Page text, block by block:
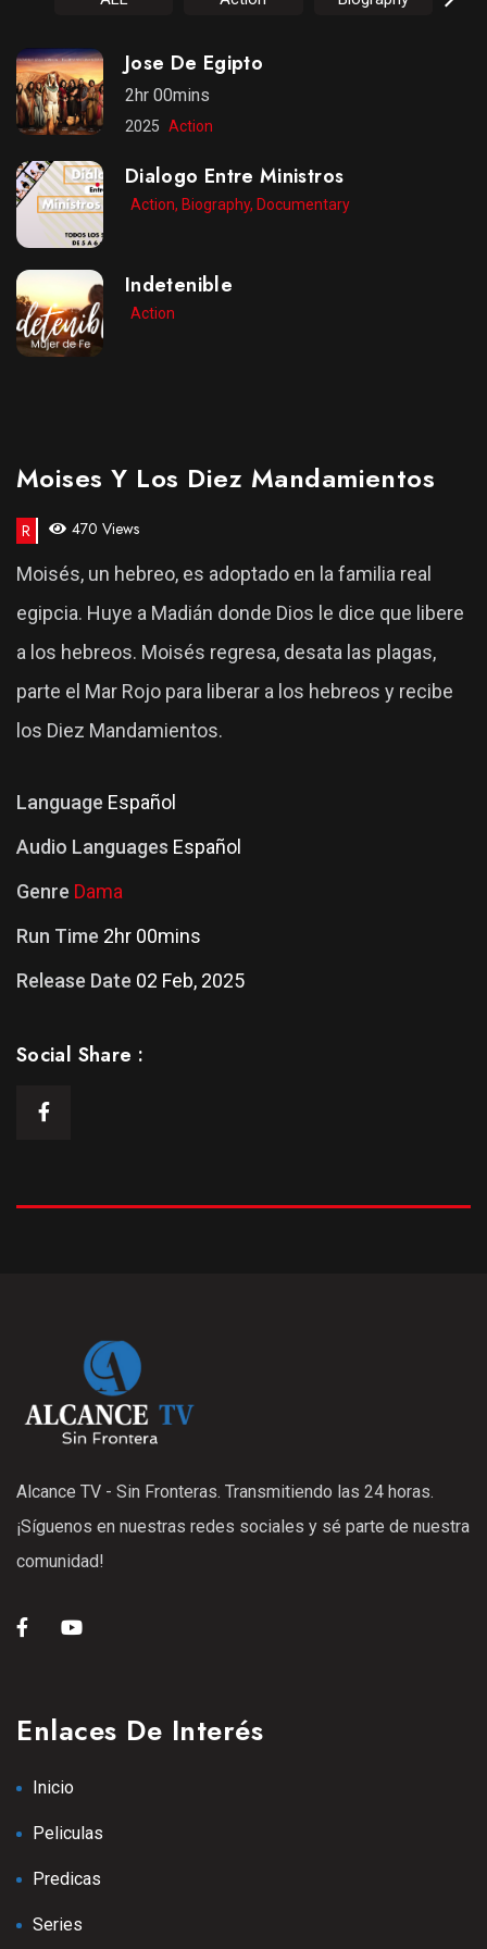
Jose De Egipto
2hr 00mins
2025 Action
Dialogo Entre Ministros
Action, Biography, Documentary
Indetenible
Action
Moises Y Los Diez Mandamientos
R 470 Views
Moisés, un hebreo, es adoptado en la familia real
egipcia. Huye a Madián donde Dios le dice que libere
a los hebreos. Moisés regresa, desata las plagas,
parte el Mar Rojo para liberar a los hebreos y recibe
los Diez Mandamientos.
Language Español
Audio Languages Español
Genre Dama
Run Time 2hr 00mins
Release Date 02 Feb, 2025
Social Share :
Alcance TV - Sin Fronteras. Transmitiendo las 24 horas.
¡Síguenos en nuestras redes sociales y sé parte de nuestra
comunidad!
Enlaces De Interés
Inicio
Peliculas
Predicas
Series